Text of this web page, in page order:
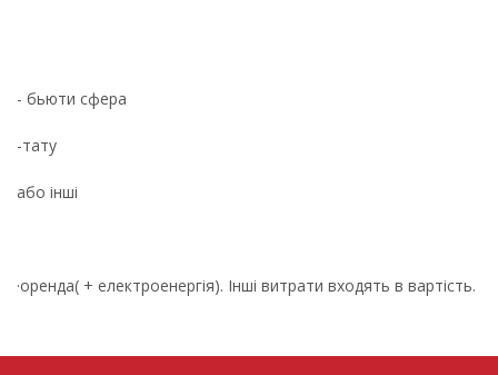
- бьюти сфера
-тату
або інші
·оренда( + електроенергія). Інші витрати входять в вартість.